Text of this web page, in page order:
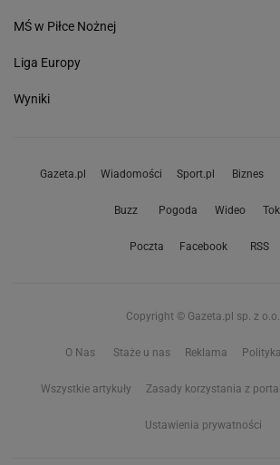
MŚ w Piłce Nożnej
Liga Europy
Wyniki
Gazeta.pl Wiadomości Sport.pl Biznes
Buzz Pogoda Wideo
Poczta Facebook RSS
Copyright © Gazeta.pl sp. z o.o.
O Nas Staże u nas Reklama
Wszystkie artykuły Zasady korzystania z
Ustawienia prywatności